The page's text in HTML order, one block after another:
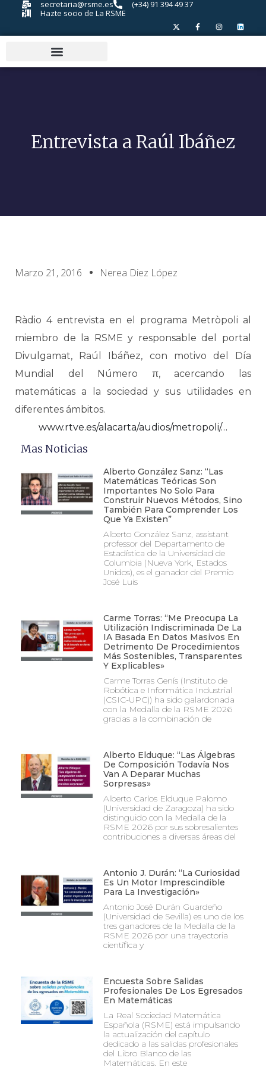
secretaria@rsme.es
(+34) 91 394 49 37
Hazte socio de La RSME
Entrevista a Raúl Ibáñez
Marzo 21, 2016 Nerea Diez López
Ràdio 4 entrevista en el programa Metròpoli al
miembro de la RSME y responsable del portal
Divulgamat, Raúl Ibáñez, con motivo del Día
Mundial del Número π, acercando las
matemáticas a la sociedad y sus utilidades en
diferentes ámbitos.
www.rtve.es/alacarta/audios/metropoli/…
Mas Noticias
Alberto González Sanz: “Las
Matemáticas Teóricas Son
Importantes No Solo Para
Construir Nuevos Métodos, Sino
También Para Comprender Los
Que Ya Existen”
Alberto González Sanz, assistant
professor del Departamento de
Estadística de la Universidad de
Columbia (Nueva York, Estados
Unidos), es el ganador del Premio
José Luis
Carme Torras: “Me Preocupa La
Utilización Indiscriminada De La
IA Basada En Datos Masivos En
Detrimento De Procedimientos
Más Sostenibles, Transparentes
Y Explicables»
Carme Torras Genís (Instituto de
Robótica e Informática Industrial
(CSIC-UPC)) ha sido galardonada
con la Medalla de la RSME 2026
gracias a la combinación de
Alberto Elduque: “Las Álgebras
De Composición Todavía Nos
Van A Deparar Muchas
Sorpresas»
Alberto Carlos Elduque Palomo
(Universidad de Zaragoza) ha sido
distinguido con la Medalla de la
RSME 2026 por sus sobresalientes
contribuciones a diversas áreas del
Antonio J. Durán: “La Curiosidad
Es Un Motor Imprescindible
Para La Investigación»
Antonio José Durán Guardeño
(Universidad de Sevilla) es uno de los
tres ganadores de la Medalla de la
RSME 2026 por una trayectoria
científica y
Encuesta Sobre Salidas
Profesionales De Los Egresados
En Matemáticas
La Real Sociedad Matemática
Española (RSME) está impulsando
la actualización del capítulo
dedicado a las salidas profesionales
del Libro Blanco de las
Matemáticas. En este